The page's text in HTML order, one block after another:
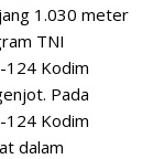
1.030 meter
TNI
124 Kodim
Pada
124 Kodim
dalam